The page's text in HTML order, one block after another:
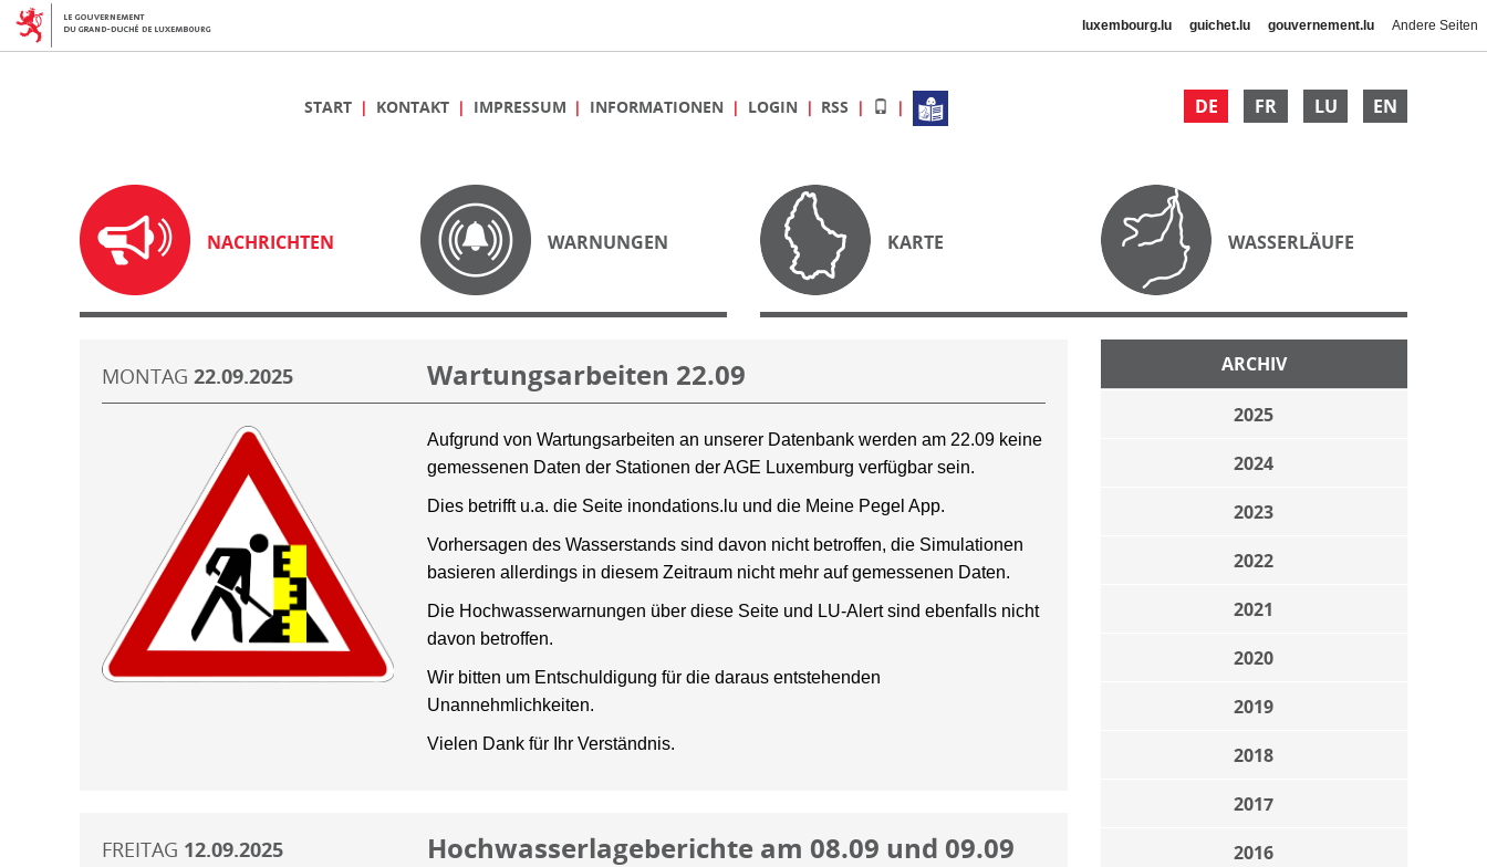
luxembourg.lu guichet.lu gouvernement.lu Andere Seiten
DE FR LU EN
START KONTAKT IMPRESSUM INFORMATIONEN LOGIN RSS
NACHRICHTEN WARNUNGEN KARTE WASSERLÄUFE
ARCHIV
2025
2024
2023
2022
2021
2020
2019
2018
2017
2016
MONTAG 22.09.2025 Wartungsarbeiten 22.09
Aufgrund von Wartungsarbeiten an unserer Datenbank werden am 22.09 keine
gemessenen Daten der Stationen der AGE Luxemburg verfügbar sein.
Dies betrifft u.a. die Seite inondations.lu und die Meine Pegel App.
Vorhersagen des Wasserstands sind davon nicht betroffen, die Simulationen
basieren allerdings in diesem Zeitraum nicht mehr auf gemessenen Daten.
Die Hochwasserwarnungen über diese Seite und LU-Alert sind ebenfalls nicht
davon betroffen.
Wir bitten um Entschuldigung für die daraus entstehenden
Unannehmlichkeiten.
Vielen Dank für Ihr Verständnis.
FREITAG 12.09.2025 Hochwasserlageberichte am 08.09 und 09.09